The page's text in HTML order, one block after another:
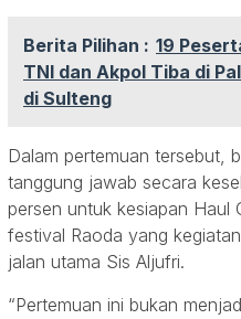
Berita Pilihan : 19
TNI dan Akpol Tiba di
di Sulteng
Dalam pertemuan tersebut,
tanggung jawab secara
persen untuk kesiapan Haul
festival Raoda yang
jalan utama Sis Aljufri.
“Pertemuan ini bukan